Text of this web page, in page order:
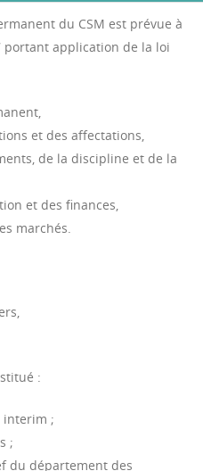
du CSM est prévue à
portant application de la loi
et des affectations,
de la discipline et de la
et des finances,
marchés.
:
interim ;
;
du département des